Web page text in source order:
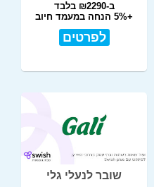
ב-₪2290 בלבד
+5% הנחה במעמד חיוב
לפרטים
שובר לנעלי גלי